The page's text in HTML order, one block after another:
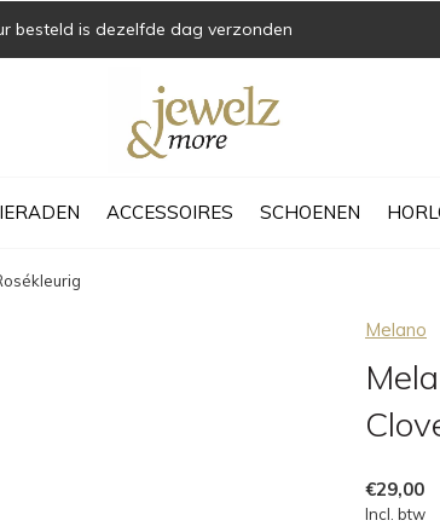
ACCESSOIRES SCHOENEN
besteld is dezelfde dag verzonden
Melano
€29,00
Incl. btw